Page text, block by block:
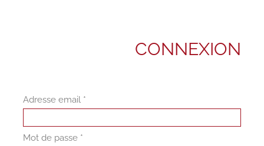
CONNEXION
Adresse email *
Mot de passe *